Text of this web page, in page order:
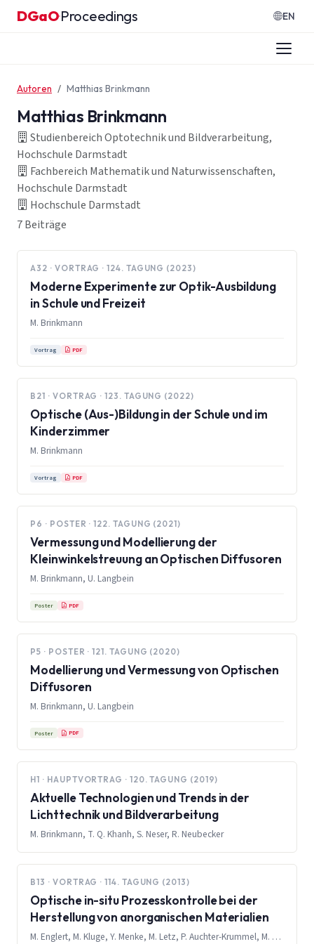
Zum Inhalt springen
DGaO·Proceedings EN
Autoren Matthias Brinkmann
Matthias Brinkmann
Studienbereich Optotechnik und Bildverarbeitung,
Hochschule Darmstadt
Fachbereich Mathematik und Naturwissenschaften,
Hochschule Darmstadt
Hochschule Darmstadt
7 Beiträge
A32 · VORTRAG · 124. TAGUNG (2023)
Moderne Experimente zur Optik-Ausbildung
in Schule und Freizeit
M. Brinkmann
Vortrag PDF
B21 · VORTRAG · 123. TAGUNG (2022)
Optische (Aus-)Bildung in der Schule und im
Kinderzimmer
M. Brinkmann
Vortrag PDF
P6 · POSTER · 122. TAGUNG (2021)
Vermessung und Modellierung der
Kleinwinkelstreuung an Optischen Diffusoren
M. Brinkmann, U. Langbein
Poster PDF
P5 · POSTER · 121. TAGUNG (2020)
Modellierung und Vermessung von Optischen
Diffusoren
M. Brinkmann, U. Langbein
Poster PDF
H1 · HAUPTVORTRAG · 120. TAGUNG (2019)
Aktuelle Technologien und Trends in der
Lichttechnik und Bildverarbeitung
M. Brinkmann, T. Q. Khanh, S. Neser, R. Neubecker
B13 · VORTRAG · 114. TAGUNG (2013)
Optische in-situ Prozesskontrolle bei der
Herstellung von anorganischen Materialien
M. Englert, M. Kluge, Y. Menke, M. Letz, P. Auchter-Krummel, M. Brinkmann, E. Rädlein, S. Sinzinger